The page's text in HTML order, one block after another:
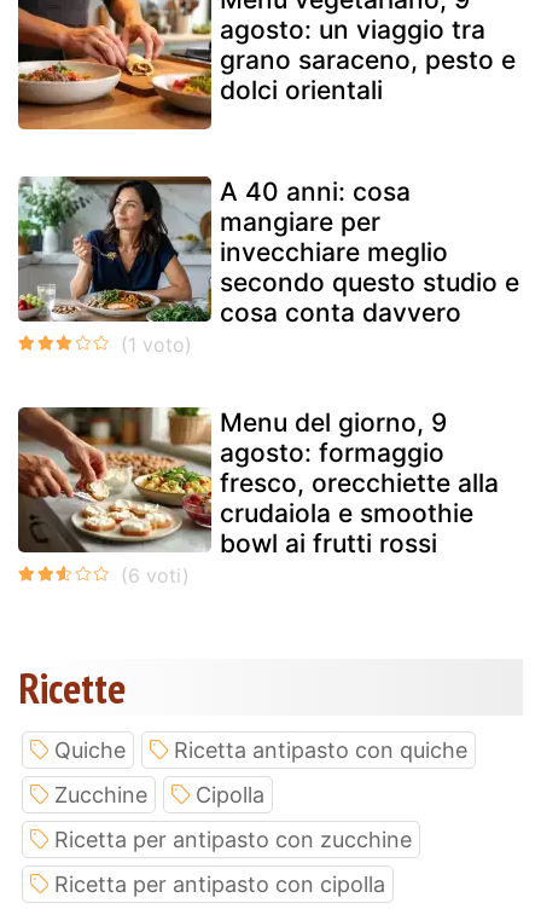
agosto: un viaggio tra
grano saraceno, pesto e
dolci orientali
A 40 anni: cosa
mangiare per
invecchiare meglio
secondo questo studio e
cosa conta davvero
Menu del giorno, 9
agosto: formaggio
fresco, orecchiette alla
crudaiola e smoothie
bowl ai frutti rossi
Ricette
Quiche
Ricetta antipasto con quiche
Zucchine
Cipolla
Ricetta per antipasto con zucchine
Ricetta per antipasto con cipolla